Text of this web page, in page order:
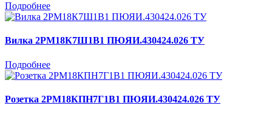
Подробнее
Вилка 2РМ18К7Ш1В1 ПЮЯИ.430424.026 ТУ
Подробнее
Розетка 2РМ18КПН7Г1В1 ПЮЯИ.430424.026 ТУ